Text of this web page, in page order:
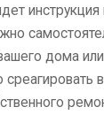
дома